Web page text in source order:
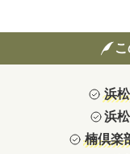
浜
浜
楠倶楽